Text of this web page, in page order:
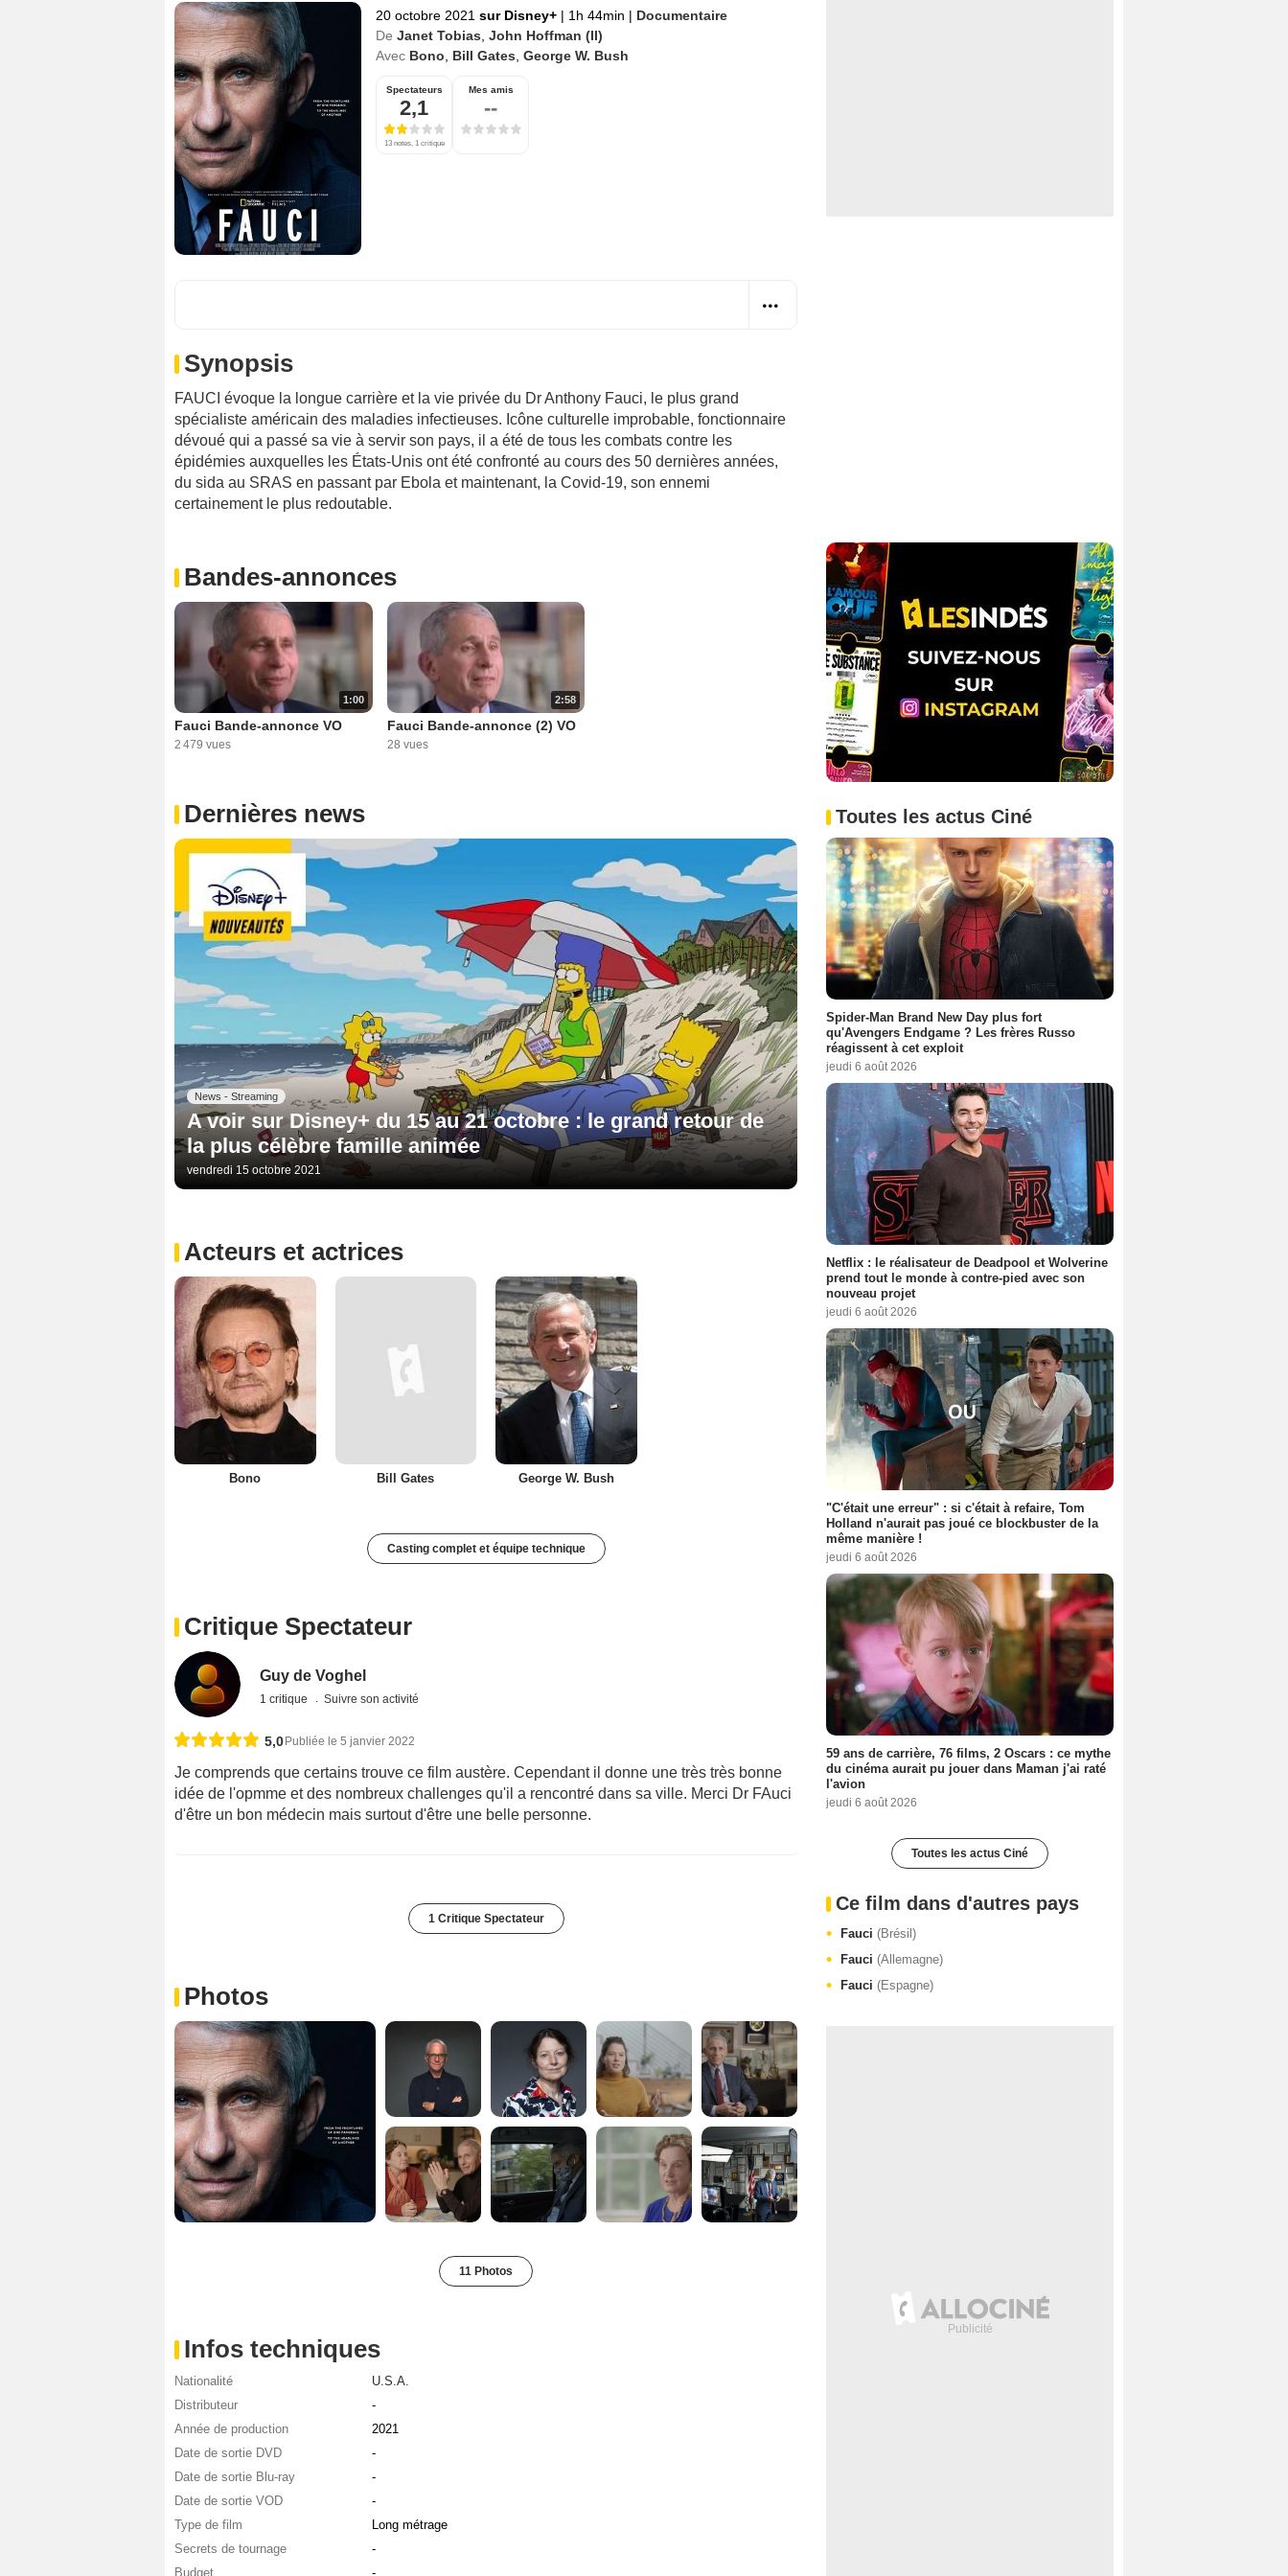
20 octobre 2021 sur Disney+ | 1h 44min | Documentaire
De Janet Tobias John Hoffman (II)
Avec Bono Bill Gates George W. Bush
Spectateurs
2,1
13 notes, 1 critique
Mes amis
--
Synopsis
FAUCI évoque la longue carrière et la vie privée du Dr Anthony Fauci, le plus grand
spécialiste américain des maladies infectieuses. Icône culturelle improbable, fonctionnaire
dévoué qui a passé sa vie à servir son pays, il a été de tous les combats contre les
épidémies auxquelles les États-Unis ont été confronté au cours des 50 dernières années,
du sida au SRAS en passant par Ebola et maintenant, la Covid-19, son ennemi
certainement le plus redoutable.
Bandes-annonces
1:00
Fauci Bande-annonce VO
2 479 vues
2:58
Fauci Bande-annonce (2) VO
28 vues
Dernières news
News - Streaming
A voir sur Disney+ du 15 au 21 octobre : le grand retour de
la plus célèbre famille animée
vendredi 15 octobre 2021
Acteurs et actrices
Bono Bill Gates George W. Bush
Casting complet et équipe technique
Critique Spectateur
Guy de Voghel
1 critique Suivre son activité
5,0 Publiée le 5 janvier 2022
Je comprends que certains trouve ce film austère. Cependant il donne une très très bonne
idée de l'opmme et des nombreux challenges qu'il a rencontré dans sa ville. Merci Dr FAuci
d'être un bon médecin mais surtout d'être une belle personne.
1 Critique Spectateur
Photos
11 Photos
Infos techniques
Nationalité
U.S.A.
Distributeur
-
Année de production
2021
Date de sortie DVD
-
Date de sortie Blu-ray
-
Date de sortie VOD
-
Type de film
Long métrage
Secrets de tournage
-
Budget
-
Toutes les actus Ciné
Spider-Man Brand New Day plus fort
qu'Avengers Endgame ? Les frères Russo
réagissent à cet exploit
jeudi 6 août 2026
Netflix : le réalisateur de Deadpool et Wolverine
prend tout le monde à contre-pied avec son
nouveau projet
jeudi 6 août 2026
"C'était une erreur" : si c'était à refaire, Tom
Holland n'aurait pas joué ce blockbuster de la
même manière !
jeudi 6 août 2026
59 ans de carrière, 76 films, 2 Oscars : ce mythe
du cinéma aurait pu jouer dans Maman j'ai raté
l'avion
jeudi 6 août 2026
Toutes les actus Ciné
Ce film dans d'autres pays
Fauci (Brésil)
Fauci (Allemagne)
Fauci (Espagne)